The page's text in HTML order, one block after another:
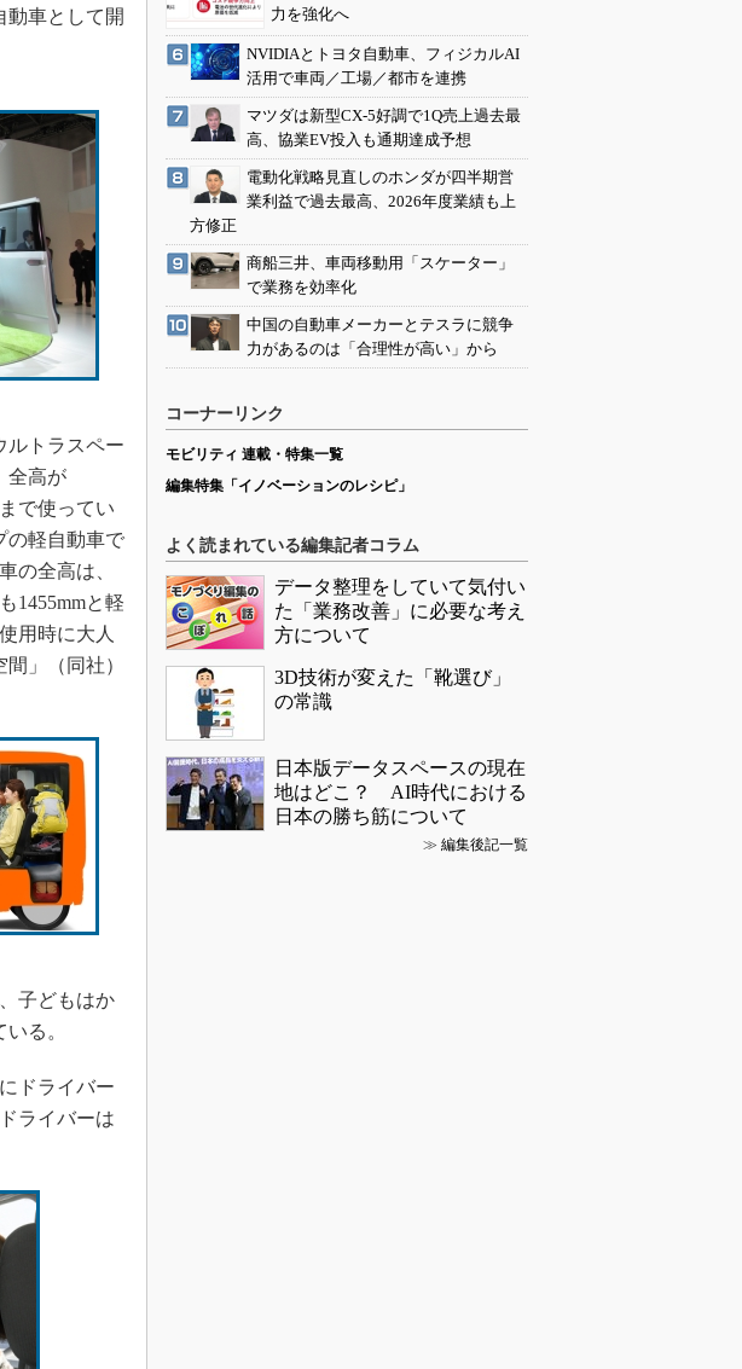
動車として開
ルトラスペー
全高が
で使ってい
の軽自動車で
の全高は、
1455mmと軽
用時に大人
」（同社）
子どもはか
る。
ドライバー
ライバーは
力を強化へ
NVIDIAとトヨタ自動車、フィジカルAI
活用で車両／工場／都市を連携
マツダは新型CX-5好調で1Q売上過去最
高、協業EV投入も通期達成予想
電動化戦略見直しのホンダが四半期営
業利益で過去最高、2026年度業績も上
方修正
商船三井、車両移動用「スケーター」
で業務を効率化
中国の自動車メーカーとテスラに競争
力があるのは「合理性が高い」から
コーナーリンク
モビリティ 連載・特集一覧
編集特集「イノベーションのレシピ」
よく読まれている編集記者コラム
データ整理をしていて気付い
た「業務改善」に必要な考え
方について
3D技術が変えた「靴選び」
の常識
日本版データスペースの現在
地はどこ？ AI時代における
日本の勝ち筋について
≫ 編集後記一覧